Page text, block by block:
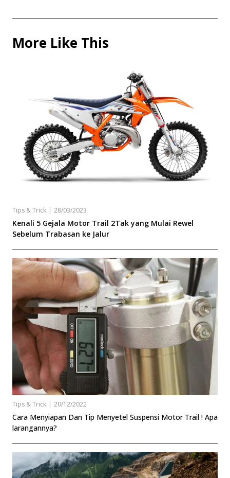
More Like This
Tips & Trick | 28/03/2023
Kenali 5 Gejala Motor Trail 2Tak yang Mulai Rewel
Sebelum Trabasan ke Jalur
Tips & Trick | 20/12/2022
Cara Menyiapan Dan Tip Menyetel Suspensi Motor Trail ! Apa
larangannya?